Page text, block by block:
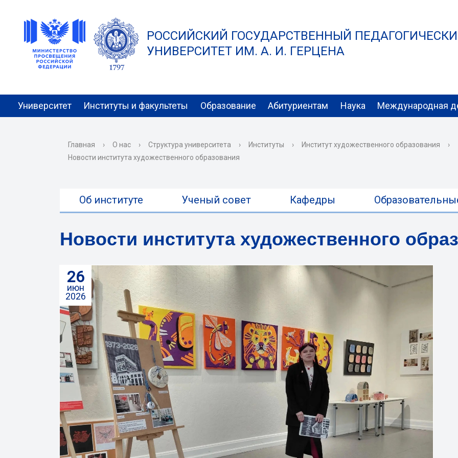
РОССИЙСКИЙ ГОСУДАРСТВЕННЫЙ
УНИВЕРСИТЕТ ИМ. А. И. ГЕРЦЕНА
Университет Институты и факультеты Образование Абитуриентам Наука Международная
Главная › О нас › Структура университета › Институты › Институт художественного образования
›
Новости института художественного образования
Об институте Ученый совет Кафедры
Новости института художественного
26
июн
2026